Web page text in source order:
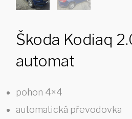
Škoda Kodiaq
automat
pohon 4×4
automatická převodovka